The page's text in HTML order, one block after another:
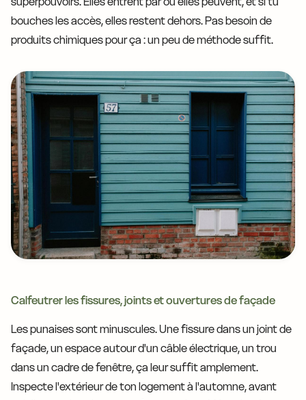
bouches les accès, elles restent dehors. Pas besoin de
produits chimiques pour ça : un peu de méthode suffit.
Calfeutrer les fissures, joints et ouvertures de façade
Les punaises sont minuscules. Une fissure dans un joint de
façade, un espace autour d'un câble électrique, un trou
dans un cadre de fenêtre, ça leur suffit amplement.
Inspecte l'extérieur de ton logement à l'automne, avant